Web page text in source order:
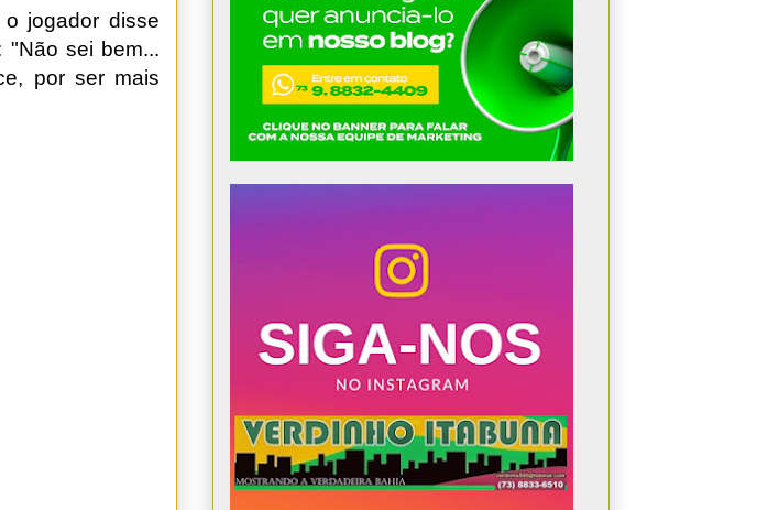
jogador disse
"Não sei bem...
por ser mais